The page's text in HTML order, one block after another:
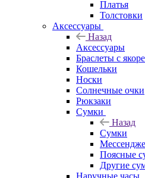
Платья
Толстовки
Аксессуары
Назад
Аксессуары
Браслеты с
Кошельки
Носки
Солнечные очки
Рюкзаки
Сумки
Назад
Сумки
Поясные
Другие
Наручные часы